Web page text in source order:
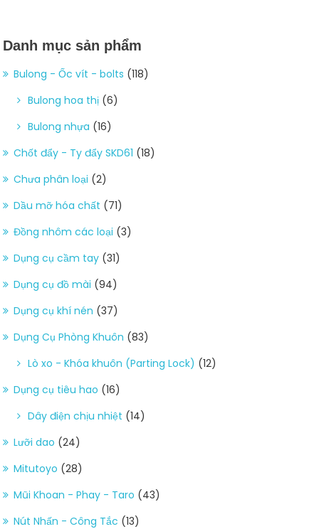
Danh mục sản phẩm
Bulong - Ốc vít - bolts (118)
Bulong hoa thị (6)
Bulong nhựa (16)
Chốt đẩy - Ty đẩy SKD61 (18)
Chưa phân loại (2)
Dầu mỡ hóa chất (71)
Đồng nhôm các loại (3)
Dụng cụ cầm tay (31)
Dụng cụ đồ mài (94)
Dụng cụ khí nén (37)
Dụng Cụ Phòng Khuôn (83)
Lò xo - Khóa khuôn (Parting Lock) (12)
Dụng cụ tiêu hao (16)
Dây điện chịu nhiệt (14)
Lưỡi dao (24)
Mitutoyo (28)
Mũi Khoan - Phay - Taro (43)
Nút Nhấn - Công Tắc (13)